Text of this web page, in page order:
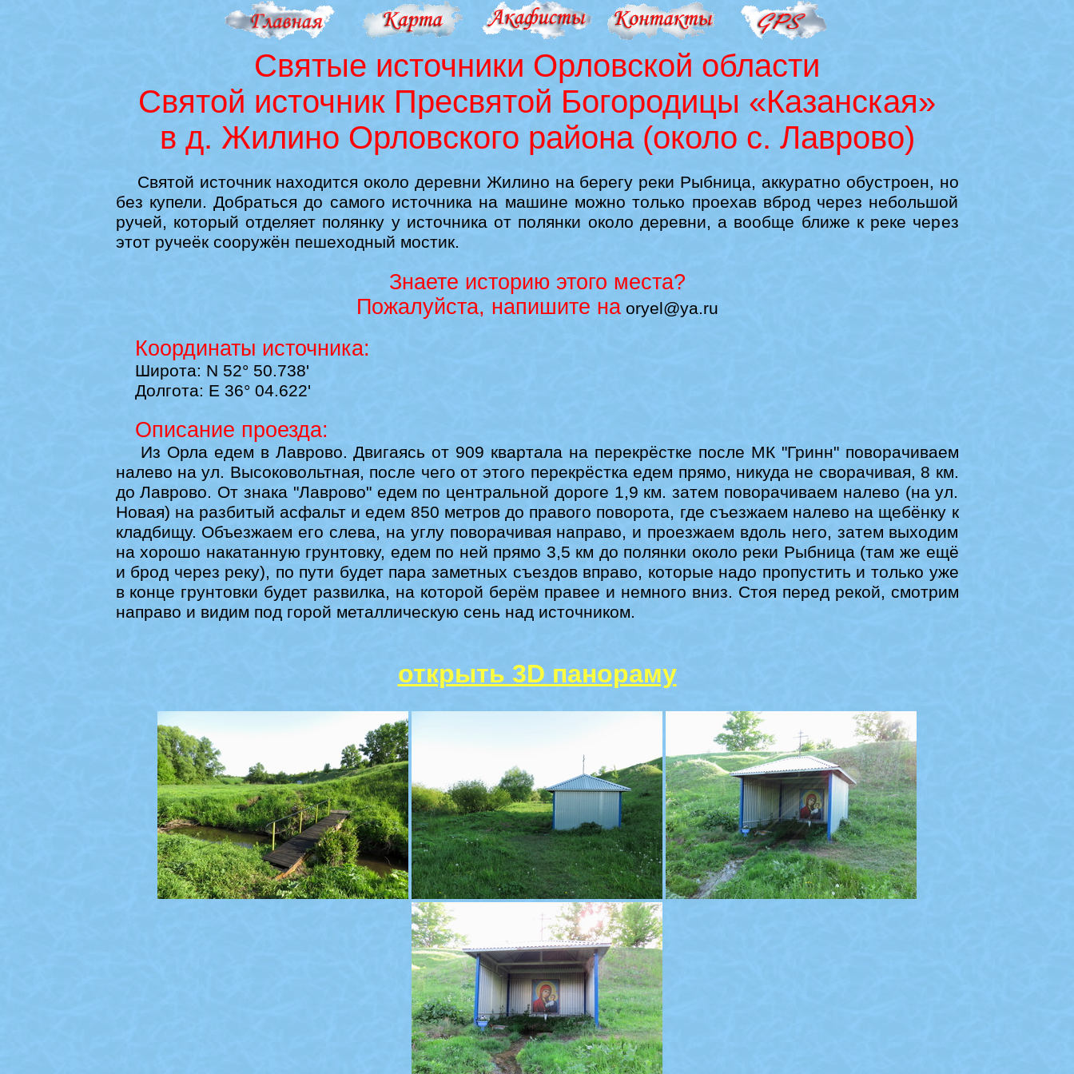
Святые источники Орловской области
Святой источник Пресвятой Богородицы «Казанская»
в д. Жилино Орловского района (около с. Лаврово)
Святой источник находится около деревни Жилино на берегу реки Рыбница, аккуратно обустроен, но
без купели. Добраться до самого источника на машине можно только проехав вброд через небольшой
ручей, который отделяет полянку у источника от полянки около деревни, а вообще ближе к реке через
этот ручеёк сооружён пешеходный мостик.
Знаете историю этого места?
Пожалуйста, напишите на oryel@ya.ru
Координаты источника:
Широта: N 52° 50.738'
Долгота: E 36° 04.622'
Описание проезда:
Из Орла едем в Лаврово. Двигаясь от 909 квартала на перекрёстке после МК "Гринн" поворачиваем
налево на ул. Высоковольтная, после чего от этого перекрёстка едем прямо, никуда не сворачивая, 8 км.
до Лаврово. От знака "Лаврово" едем по центральной дороге 1,9 км. затем поворачиваем налево (на ул.
Новая) на разбитый асфальт и едем 850 метров до правого поворота, где съезжаем налево на щебёнку к
кладбищу. Объезжаем его слева, на углу поворачивая направо, и проезжаем вдоль него, затем выходим
на хорошо накатанную грунтовку, едем по ней прямо 3,5 км до полянки около реки Рыбница (там же ещё
и брод через реку), по пути будет пара заметных съездов вправо, которые надо пропустить и только уже
в конце грунтовки будет развилка, на которой берём правее и немного вниз. Стоя перед рекой, смотрим
направо и видим под горой металлическую сень над источником.
открыть 3D панораму